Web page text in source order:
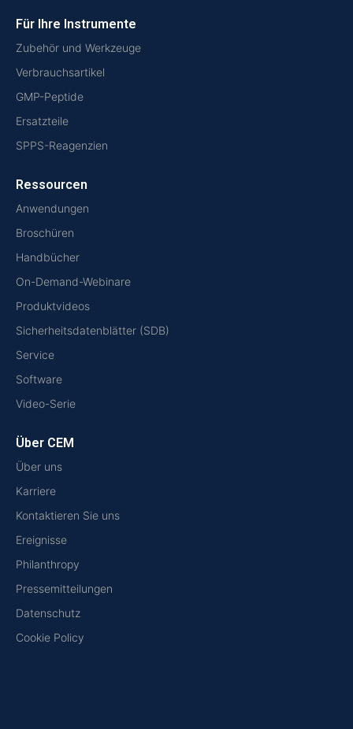
Für Ihre Instrumente
Zubehör und Werkzeuge
Verbrauchsartikel
GMP-Peptide
Ersatzteile
SPPS-Reagenzien
Ressourcen
Anwendungen
Broschüren
Handbücher
On-Demand-Webinare
Produktvideos
Sicherheitsdatenblätter (SDB)
Service
Software
Video-Serie
Über CEM
Über uns
Karriere
Kontaktieren Sie uns
Ereignisse
Philanthropy
Pressemitteilungen
Datenschutz
Cookie Policy